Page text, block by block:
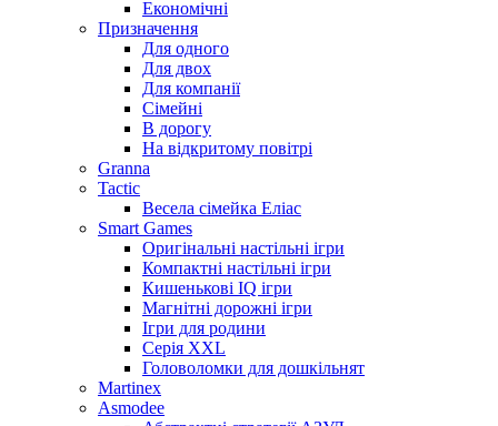
Економічні
Призначення
Для одного
Для двох
Для компанії
Сімейні
В дорогу
На відкритому повітрі
Granna
Tactic
Весела сімейка Еліас
Smart Games
Оригінальні настільні ігри
Компактні настільні ігри
Кишенькові IQ ігри
Магнітні дорожні ігри
Ігри для родини
Серія XXL
Головоломки для дошкільнят
Martinex
Asmodee